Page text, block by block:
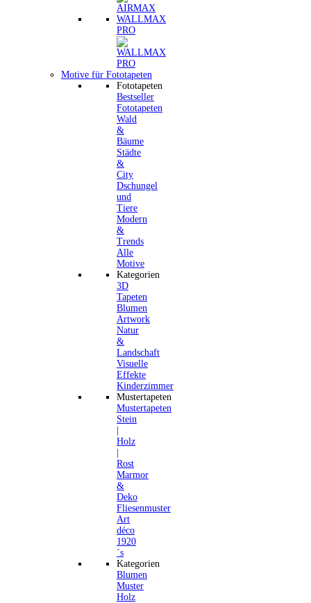
WALLMAX
PRO
Motive für Fototapeten
Fototapeten
Bestseller
Fototapeten
Wald
&
Bäume
Städte
&
City
Dschungel
und
Tiere
Modern
&
Trends
Alle
Motive
Kategorien
3D
Tapeten
Blumen
Artwork
Natur
&
Landschaft
Visuelle
Effekte
Kinderzimmer
Mustertapeten
Mustertapeten
Stein
Holz
Rost
Marmor
&
Deko
Fliesenmuster
Art
déco
1920
´s
Kategorien
Blumen
Muster
Holz